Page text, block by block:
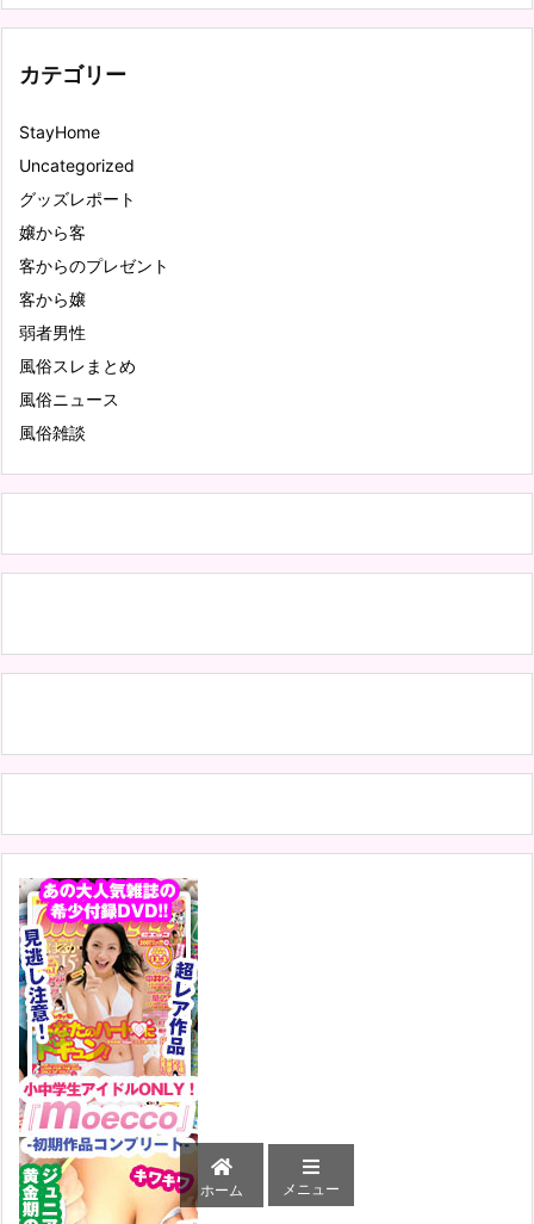
カテゴリー
StayHome
Uncategorized
グッズレポート
嬢から客
客からのプレゼント
客から嬢
弱者男性
風俗スレまとめ
風俗ニュース
風俗雑談
ホーム メニュー